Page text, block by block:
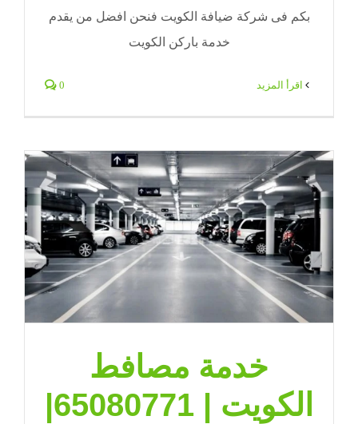
بكم فى شركة ضيافة الكويت فنحن افضل من يقدم
خدمة باركن الكويت
0
خدمة مصافط
الكويت | 65080771|